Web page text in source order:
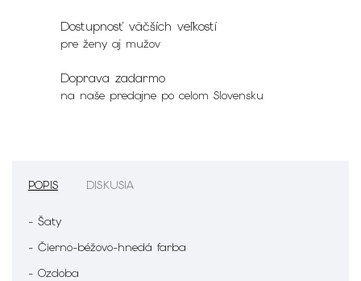
Dostupnosť väčších veľkostí
pre ženy aj mužov
Doprava zadarmo
na naše predajne po celom Slovensku
POPIS DISKUSIA
- Šaty
- Čierno-béžovo-hnedá farba
- Ozdoba